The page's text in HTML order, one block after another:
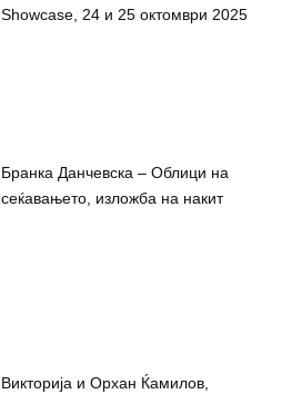
Showcase, 24 и 25 октомври 2025
Бранка Данчевска – Облици на
сеќавањето, изложба на накит
Викторија и Орхан Ќамилов,